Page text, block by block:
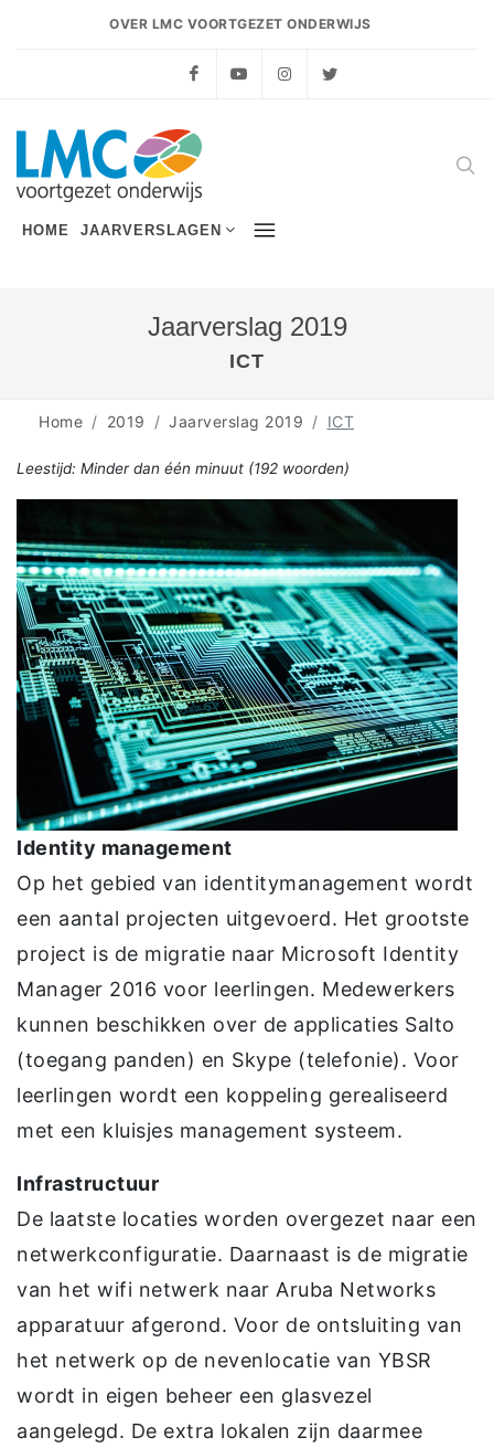
OVER LMC VOORTGEZET ONDERWIJS
FacebookYouTubeInstagram
HOME JAARVERSLAGEN
Jaarverslag 2019
ICT
Home 2019 Jaarverslag 2019 ICT
Leestijd: Minder dan één minuut (192 woorden)
Identity management
Op het gebied van identitymanagement wordt
een aantal projecten uitgevoerd. Het grootste
project is de migratie naar Microsoft Identity
Manager 2016 voor leerlingen. Medewerkers
kunnen beschikken over de applicaties Salto
(toegang panden) en Skype (telefonie). Voor
leerlingen wordt een koppeling gerealiseerd
met een kluisjes management systeem.
Infrastructuur
De laatste locaties worden overgezet naar een
netwerkconfiguratie. Daarnaast is de migratie
van het wifi netwerk naar Aruba Networks
apparatuur afgerond. Voor de ontsluiting van
het netwerk op de nevenlocatie van YBSR
wordt in eigen beheer een glasvezel
aangelegd. De extra lokalen zijn daarmee